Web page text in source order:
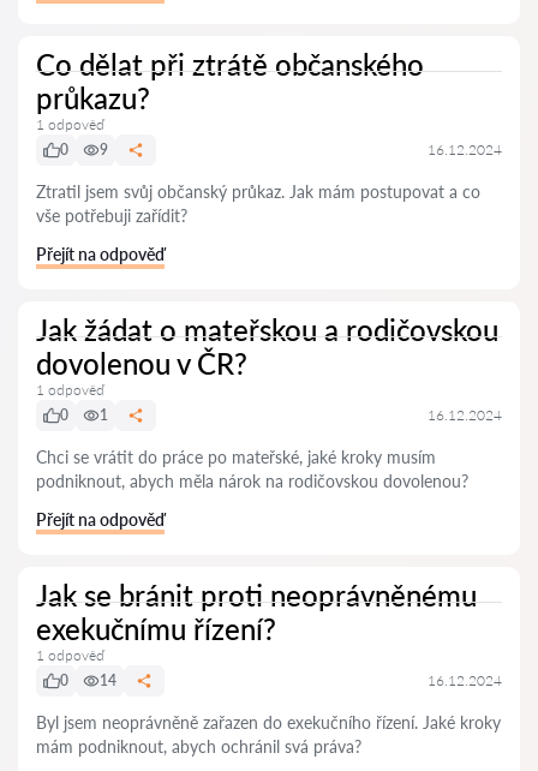
Co dělat při ztrátě občanského
průkazu?
1 odpověď
0
9 16.12.2024
Ztratil jsem svůj občanský průkaz. Jak mám postupovat a co
vše potřebuji zařídit?
Přejít na odpověď
Jak žádat o mateřskou a rodičovskou
dovolenou v ČR?
1 odpověď
0
1 16.12.2024
Chci se vrátit do práce po mateřské, jaké kroky musím
podniknout, abych měla nárok na rodičovskou dovolenou?
Přejít na odpověď
Jak se bránit proti neoprávněnému
exekučnímu řízení?
1 odpověď
0
14 16.12.2024
Byl jsem neoprávněně zařazen do exekučního řízení. Jaké kroky
mám podniknout, abych ochránil svá práva?